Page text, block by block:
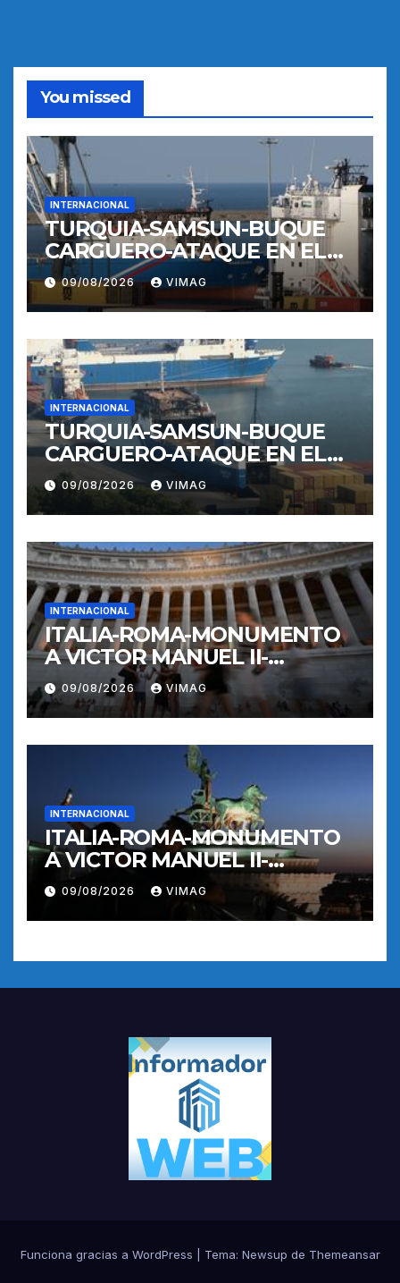
You missed
INTERNACIONAL
TURQUIA-SAMSUN-BUQUE
CARGUERO-ATAQUE EN EL
MAR NEGRO-PUERTO
09/08/2026 VIMAG
INTERNACIONAL
TURQUIA-SAMSUN-BUQUE
CARGUERO-ATAQUE EN EL
MAR NEGRO-PUERTO
09/08/2026 VIMAG
INTERNACIONAL
ITALIA-ROMA-MONUMENTO
A VICTOR MANUEL II-
RECORRIDO NOCTURNO
09/08/2026 VIMAG
INTERNACIONAL
ITALIA-ROMA-MONUMENTO
A VICTOR MANUEL II-
RECORRIDO NOCTURNO
09/08/2026 VIMAG
Funciona gracias a WordPress Tema: Newsup de Themeansar